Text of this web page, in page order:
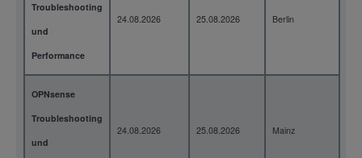
Troubleshooting
und
Performance
24.08.2026 25.08.2026 Berlin
OPNsense
Troubleshooting
und
24.08.2026 25.08.2026 Mainz